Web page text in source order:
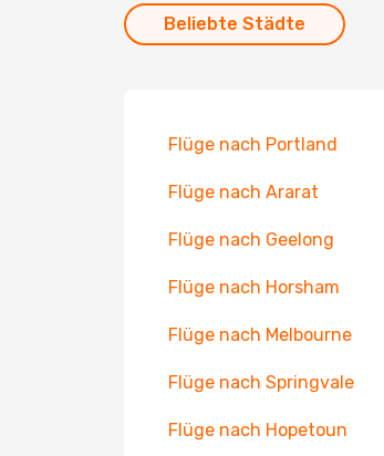
Beliebte Städte
Flüge nach Portland
Flüge nach Ararat
Flüge nach Geelong
Flüge nach Horsham
Flüge nach Melbourne
Flüge nach Springvale
Flüge nach Hopetoun